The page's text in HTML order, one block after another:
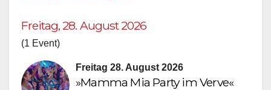
Freitag, 28. August 2026
(1 Event)
Freitag 28. August 2026
»Mamma Mia Party im Verve«